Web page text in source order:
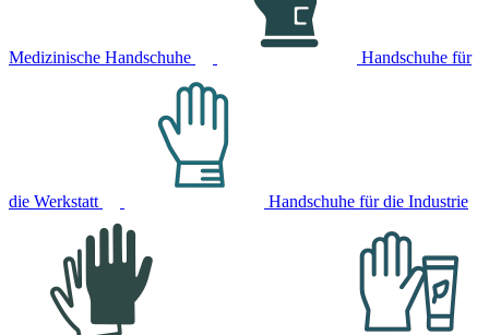
Medizinische Handschuhe Handschuhe für
die Werkstatt Handschuhe für die Industrie